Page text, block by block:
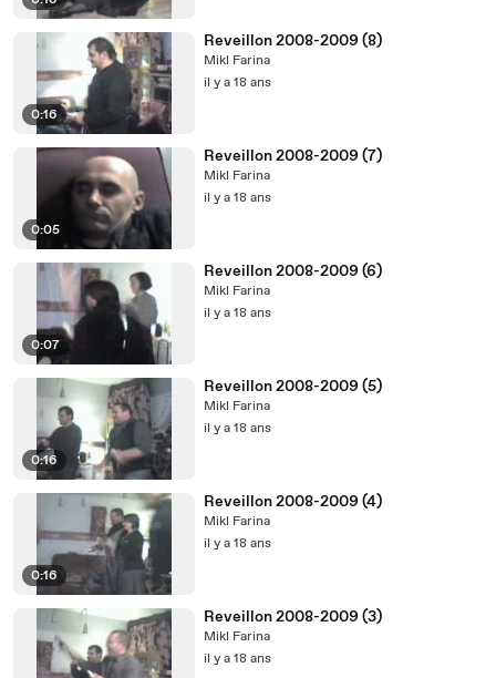
0:16
Reveillon 2008-2009 (8)
Mikl Farina
il y a 18 ans
0:05
Reveillon 2008-2009 (7)
Mikl Farina
il y a 18 ans
0:07
Reveillon 2008-2009 (6)
Mikl Farina
il y a 18 ans
0:16
Reveillon 2008-2009 (5)
Mikl Farina
il y a 18 ans
0:16
Reveillon 2008-2009 (4)
Mikl Farina
il y a 18 ans
Reveillon 2008-2009 (3)
Mikl Farina
il y a 18 ans